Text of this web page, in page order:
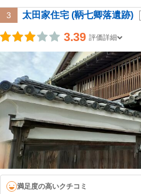
3 太田家住宅 (鞆七卿落遺跡)
3.39 評価詳細
満足度の高いクチコミ